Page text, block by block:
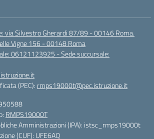
via Silvestro Gherardi 87/89 - 00146 Roma.
Vigne 156 - 00148 Roma
06121123925 - Sede succursale:
(PEC): rmps19000t@pec.istruzione.it
RMPS19000T
Amministrazioni (IPA): istsc_rmps19000t
(CUF): UFE6AQ